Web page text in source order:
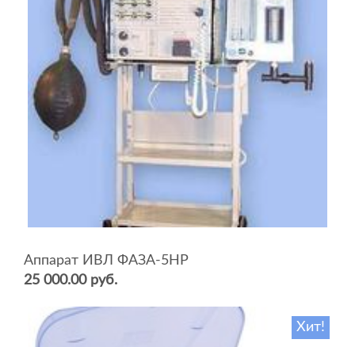
Аппарат ИВЛ ФАЗА-5НР
25 000.00 руб.
Хит!